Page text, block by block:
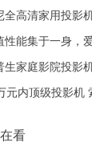
清家用投影机HW49ES VS
能集于一身，爱普生CH-
家庭影院投影机影像调整心
内顶级投影机 索尼
看